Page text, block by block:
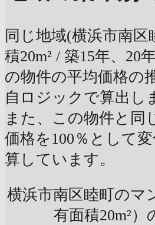
同じ地域(横浜市南区
積20m² / 築15年、20
の物件の平均価格の
自ロジックで算出し
また、この物件と同
価格を100％として
算しています。
横浜市南区睦町のマ
有面積20m²）